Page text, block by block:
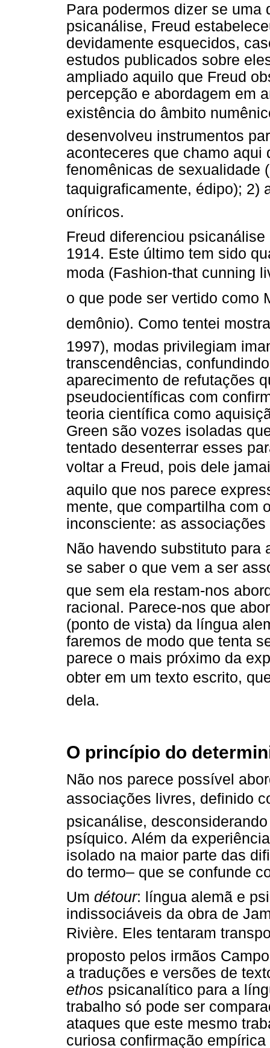
Para podermos dizer se uma
psicanálise, Freud
devidamente esquecidos,
estudos publicados sobre
ampliado aquilo que Freud
percepção e abordagem em
existência do âmbito
desenvolveu instrumentos
aconteceres que chamo aqui
fenomênicas de sexualidade
taquigraficamente, édipo);
oníricos.
Freud diferenciou
1914. Este último tem sido
moda (Fashion-that cunning
o que pode ser vertido como
demônio). Como tentei
1997), modas privilegiam
transcendências,
aparecimento de refutações
pseudocientíficas com
teoria científica como
Green são vozes isoladas
tentado desenterrar esses
voltar a Freud, pois dele
aquilo que nos parece
mente, que compartilha com
inconsciente: as associações
Não havendo substituto para
se saber o que vem a ser
que sem ela restam-nos
racional. Parece-nos que
(ponto de vista) da língua
faremos de modo que tenta
parece o mais próximo da
obter em um texto escrito,
dela.
O princípio do
Não nos parece possível
associações livres, definido
psicanálise,
psíquico. Além da
isolado na maior parte das
do termo– que se confunde
Um détour: língua alemã e
indissociáveis da obra de
Rivière. Eles tentaram
proposto pelos irmãos
a traduções e versões de
ethos psicanalítico para a
trabalho só pode ser
ataques que este mesmo
curiosa confirmação